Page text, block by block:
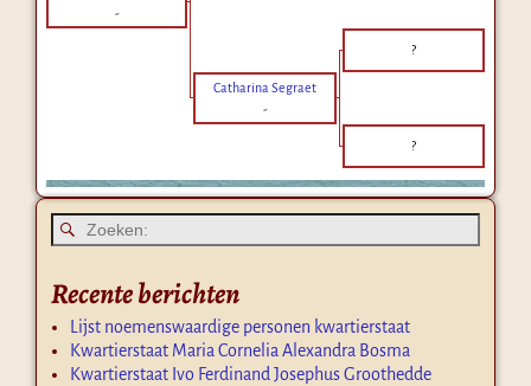
-
?
Catharina Segraet
-
?
Recente berichten
Lijst noemenswaardige personen kwartierstaat
Kwartierstaat Maria Cornelia Alexandra Bosma
Kwartierstaat Ivo Ferdinand Josephus Groothedde